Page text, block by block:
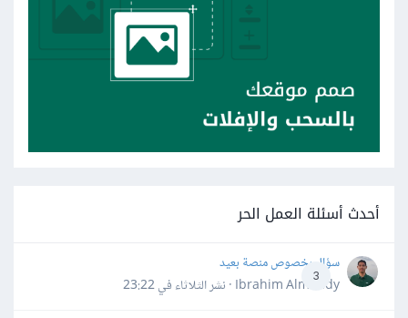
أحدث أسئلة العمل الحر
3
سؤال بخصوص منصة بعيد
Ibrahim Almahdy · نشر
الثلاثاء في 23:22